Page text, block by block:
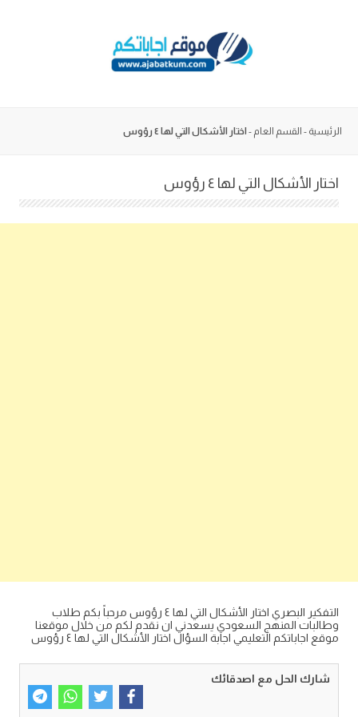
الرئيسية - القسم العام - اختار الأشكال التي لها ٤ رؤوس
اختار الأشكال التي لها ٤ رؤوس
التفكير البصري اختار الأشكال التي لها ٤ رؤوس مرحباً بكم طلاب
وطالبات المنهج السعودي يسعدني ان نقدم لكم من خلال موقعنا
موقع اجاباتكم التعليمي اجابة السؤال اختار الأشكال التي لها ٤ رؤوس
شارك الحل مع اصدقائك